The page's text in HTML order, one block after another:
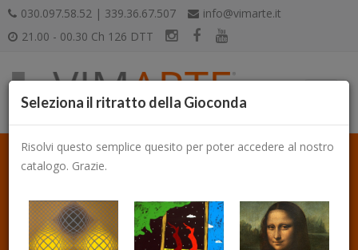
030.097.58.52 | 339.36.67.507
info@vimarte.it
21.00 - 00.30 Ch 126 DTT
Seleziona il ritratto della Gioconda
Risolvi questo semplice quesito per poter accedere al nostro
catalogo. Grazie.